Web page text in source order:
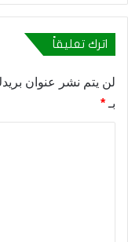
اترك تعليقاً
لن يتم نشر عنوان
بـ *